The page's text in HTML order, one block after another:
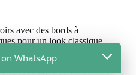
avec des bords à
pour un look classique
WhatsApp